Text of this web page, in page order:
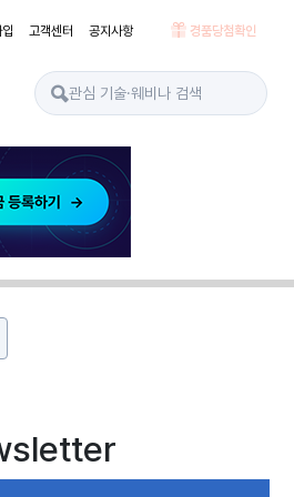
고객센터 공지사항 경품당첨확인